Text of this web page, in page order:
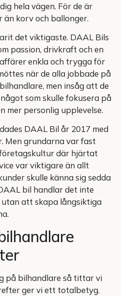
hela vägen. För de är
korv och ballonger.
det viktigaste. DAAL Bils
passion, drivkraft och en
enkla och trygga för
när de alla jobbade på
men insåg att de
som skulle fokusera på
mer personlig upplevelse.
DAAL Bil år 2017 med
Men grundarna var fast
där hjärtat
var viktigare än allt
skulle känna sig sedda
bil handlar det inte
att skapa långsiktiga
på bilhandlare så tittar vi
ger vi ett totalbetyg.